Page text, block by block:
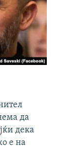
да
дека
е на